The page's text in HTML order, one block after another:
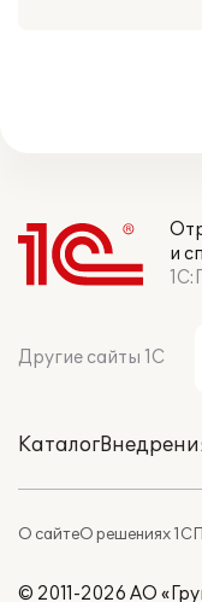
и
Другие сайты 1С
Каталог
О сайтеО решениях 1С
© 2011-2026 АО